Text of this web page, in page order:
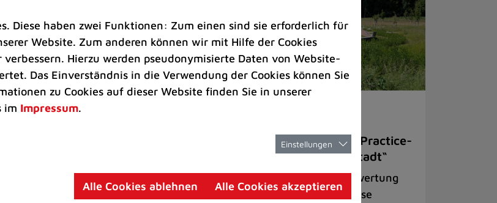
| Tourismus
dem Fahrrad entdecken
Cromfordwiesen als Best-Practice-
Beispiel für „Grün in die Stadt“
Projekt zur ökologischen Aufwertung
der einst artenarmen Fettwiese
Diese haben zwei Funktionen: Zum einen sind sie erforderlich für
Website. Zum anderen können wir mit Hilfe der Cookies
Hierzu werden pseudonymisierte Daten von Website-
Das Einverständnis in die Verwendung der Cookies können Sie
zu Cookies auf dieser Website finden Sie in unserer
im Impressum.
Einstellungen
Alle Cookies ablehnen Alle Cookies akzeptieren